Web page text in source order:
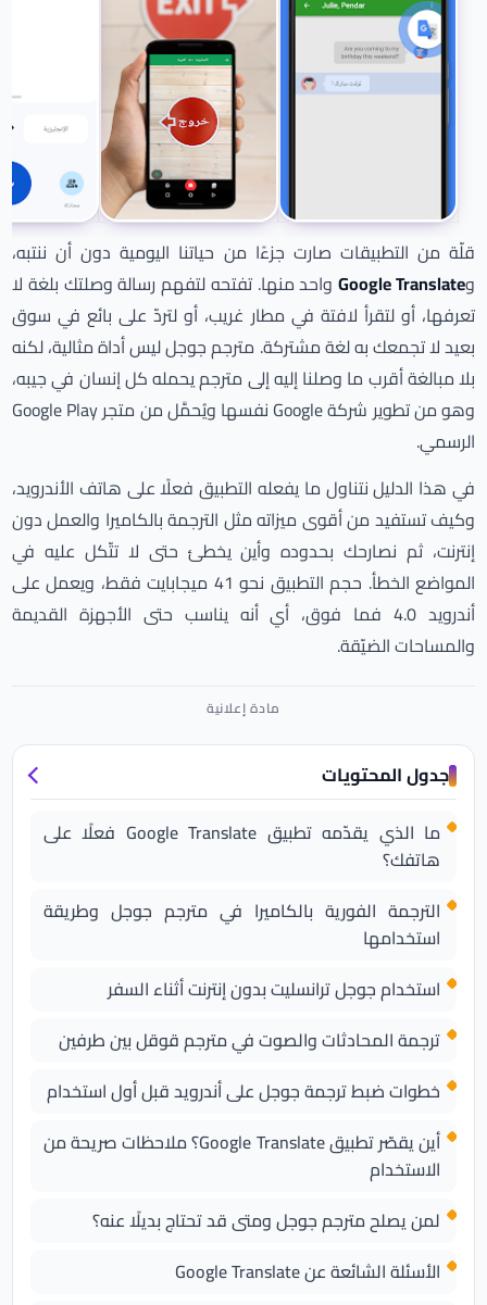
قلّة من التطبيقات صارت جزءًا من حياتنا اليومية دون أن ننتبه،
وGoogle Translateواحد منها. تفتحه لتفهم رسالة وصلتك بلغة لا
تعرفها، أو لتقرأ لافتة في مطار غريب، أو لتردّ على بائع في سوق
بعيد لا تجمعك به لغة مشتركة. مترجم جوجل ليس أداة مثالية، لكنه
بلا مبالغة أقرب ما وصلنا إليه إلى مترجم يحمله كل إنسان في جيبه،
وهو من تطوير شركة Google نفسها ويُحمَّل من متجر Google Play
الرسمي.
في هذا الدليل نتناول ما يفعله التطبيق فعلًا على هاتف الأندرويد،
وكيف تستفيد من أقوى ميزاته مثل الترجمة بالكاميرا والعمل دون
إنترنت، ثم نصارحك بحدوده وأين يخطئ حتى لا تتّكل عليه في
المواضع الخطأ. حجم التطبيق نحو 41 ميجابايت فقط، ويعمل على
أندرويد 4.0 فما فوق، أي أنه يناسب حتى الأجهزة القديمة
والمساحات الضيّقة.
جدول المحتويات
ما الذي يقدّمه تطبيق Google Translate فعلًا على
هاتفك؟
الترجمة الفورية بالكاميرا في مترجم جوجل وطريقة
استخدامها
استخدام جوجل ترانسليت بدون إنترنت أثناء السفر
ترجمة المحادثات والصوت في مترجم قوقل بين طرفين
خطوات ضبط ترجمة جوجل على أندرويد قبل أول استخدام
أين يقصّر تطبيق Google Translate؟ ملاحظات صريحة من
الاستخدام
لمن يصلح مترجم جوجل ومتى قد تحتاج بديلًا عنه؟
الأسئلة الشائعة عن Google Translate